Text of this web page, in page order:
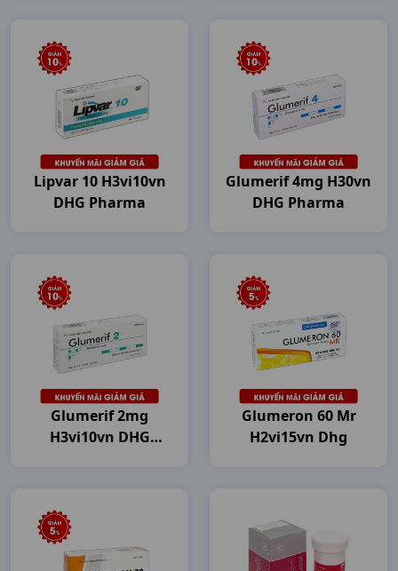
Lipvar 10 H3vi10vn
DHG Pharma
Glumerif 4mg H30vn
DHG Pharma
Glumerif 2mg
H3vi10vn DHG
Glumeron 60 Mr
H2vi15vn Dhg